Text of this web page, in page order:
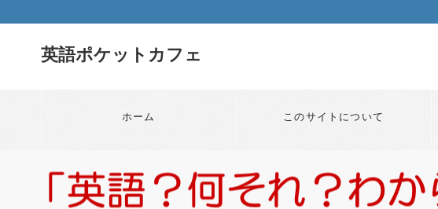
英語ポケットカフェ
ホーム このサイトについて